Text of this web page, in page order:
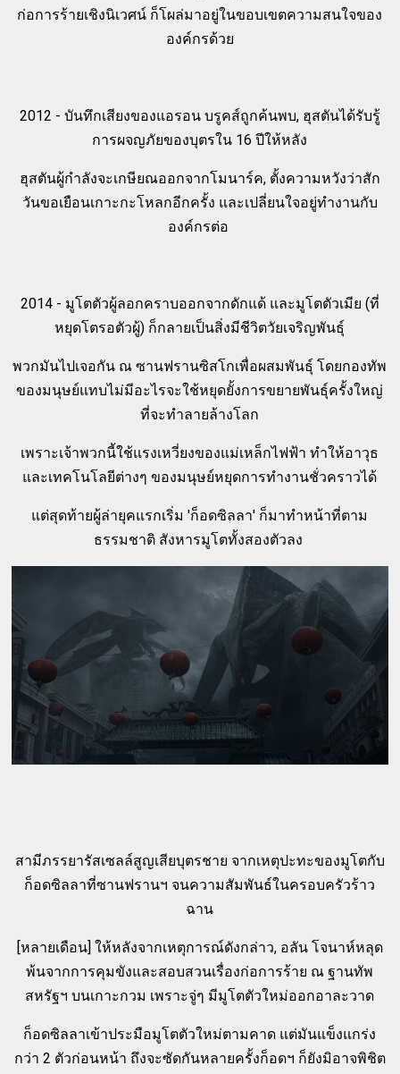
ก่อการร้ายเชิงนิเวศน์ ก็โผล่มาอยู่ในขอบเขตความสนใจของ
องค์กรด้วย
2012 - บันทึกเสียงของแอรอน บรูคส์ถูกค้นพบ, ฮุสตันได้รับรู้
การผจญภัยของบุตรใน 16 ปีให้หลัง
ฮุสตันผู้กำลังจะเกษียณออกจากโมนาร์ค, ตั้งความหวังว่าสัก
วันขอเยือนเกาะกะโหลกอีกครั้ง และเปลี่ยนใจอยู่ทำงานกับ
องค์กรต่อ
2014 - มูโตตัวผู้ลอกคราบออกจากดักแด้ และมูโตตัวเมีย (ที่
หยุดโตรอตัวผู้) ก็กลายเป็นสิ่งมีชีวิตวัยเจริญพันธุ์
พวกมันไปเจอกัน ณ ซานฟรานซิสโกเพื่อผสมพันธุ์ โดยกองทัพ
ของมนุษย์แทบไม่มีอะไรจะใช้หยุดยั้งการขยายพันธุ์ครั้งใหญ่
ที่จะทำลายล้างโลก
เพราะเจ้าพวกนี้ใช้แรงเหวี่ยงของแม่เหล็กไฟฟ้า ทำให้อาวุธ
และเทคโนโลยีต่างๆ ของมนุษย์หยุดการทำงานชั่วคราวได้
แต่สุดท้ายผู้ล่ายุคแรกเริ่ม 'ก็อดซิลลา' ก็มาทำหน้าที่ตาม
ธรรมชาติ สังหารมูโตทั้งสองตัวลง
สามีภรรยารัสเซลล์สูญเสียบุตรชาย จากเหตุปะทะของมูโตกับ
ก็อดซิลลาที่ซานฟรานฯ จนความสัมพันธ์ในครอบครัวร้าว
ฉาน
[หลายเดือน] ให้หลังจากเหตุการณ์ดังกล่าว, อลัน โจนาห์หลุด
พ้นจากการคุมขังและสอบสวนเรื่องก่อการร้าย ณ ฐานทัพ
สหรัฐฯ บนเกาะกวม เพราะจู่ๆ มีมูโตตัวใหม่ออกอาละวาด
ก็อดซิลลาเข้าประมือมูโตตัวใหม่ตามคาด แต่มันแข็งแกร่ง
กว่า 2 ตัวก่อนหน้า ถึงจะซัดกันหลายครั้งก็อดฯ ก็ยังมิอาจพิชิต